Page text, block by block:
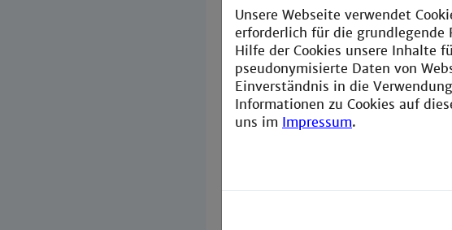
Links zu
Event-Kalender der
Engineering Start N
Unsere Webseite verwendet
erforderlich für die
Hilfe der Cookies unsere Inhalte
pseudonymisierte Daten von
Einverständnis in die
Informationen zu Cookies auf
uns im Impressum.